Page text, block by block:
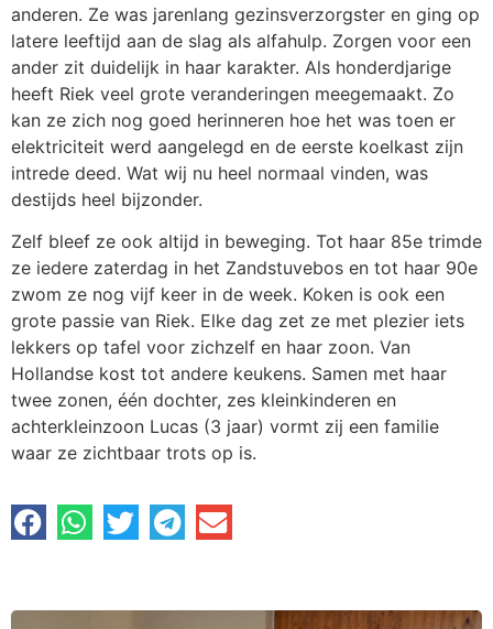
anderen. Ze was jarenlang gezinsverzorgster en ging op
latere leeftijd aan de slag als alfahulp. Zorgen voor een
ander zit duidelijk in haar karakter. Als honderdjarige
heeft Riek veel grote veranderingen meegemaakt. Zo
kan ze zich nog goed herinneren hoe het was toen er
elektriciteit werd aangelegd en de eerste koelkast zijn
intrede deed. Wat wij nu heel normaal vinden, was
destijds heel bijzonder.
Zelf bleef ze ook altijd in beweging. Tot haar 85e trimde
ze iedere zaterdag in het Zandstuvebos en tot haar 90e
zwom ze nog vijf keer in de week. Koken is ook een
grote passie van Riek. Elke dag zet ze met plezier iets
lekkers op tafel voor zichzelf en haar zoon. Van
Hollandse kost tot andere keukens. Samen met haar
twee zonen, één dochter, zes kleinkinderen en
achterkleinzoon Lucas (3 jaar) vormt zij een familie
waar ze zichtbaar trots op is.